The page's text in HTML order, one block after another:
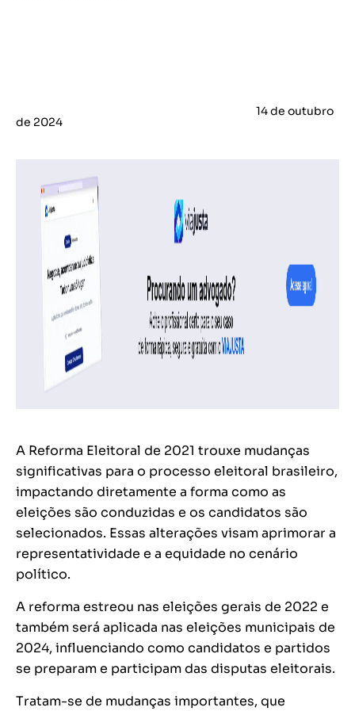
14 de outubro
de 2024
A Reforma Eleitoral de 2021 trouxe mudanças
significativas para o processo eleitoral brasileiro,
impactando diretamente a forma como as
eleições são conduzidas e os candidatos são
selecionados. Essas alterações visam aprimorar a
representatividade e a equidade no cenário
político.
A reforma estreou nas eleições gerais de 2022 e
também será aplicada nas eleições municipais de
2024, influenciando como candidatos e partidos
se preparam e participam das disputas eleitorais.
Tratam-se de mudanças importantes, que